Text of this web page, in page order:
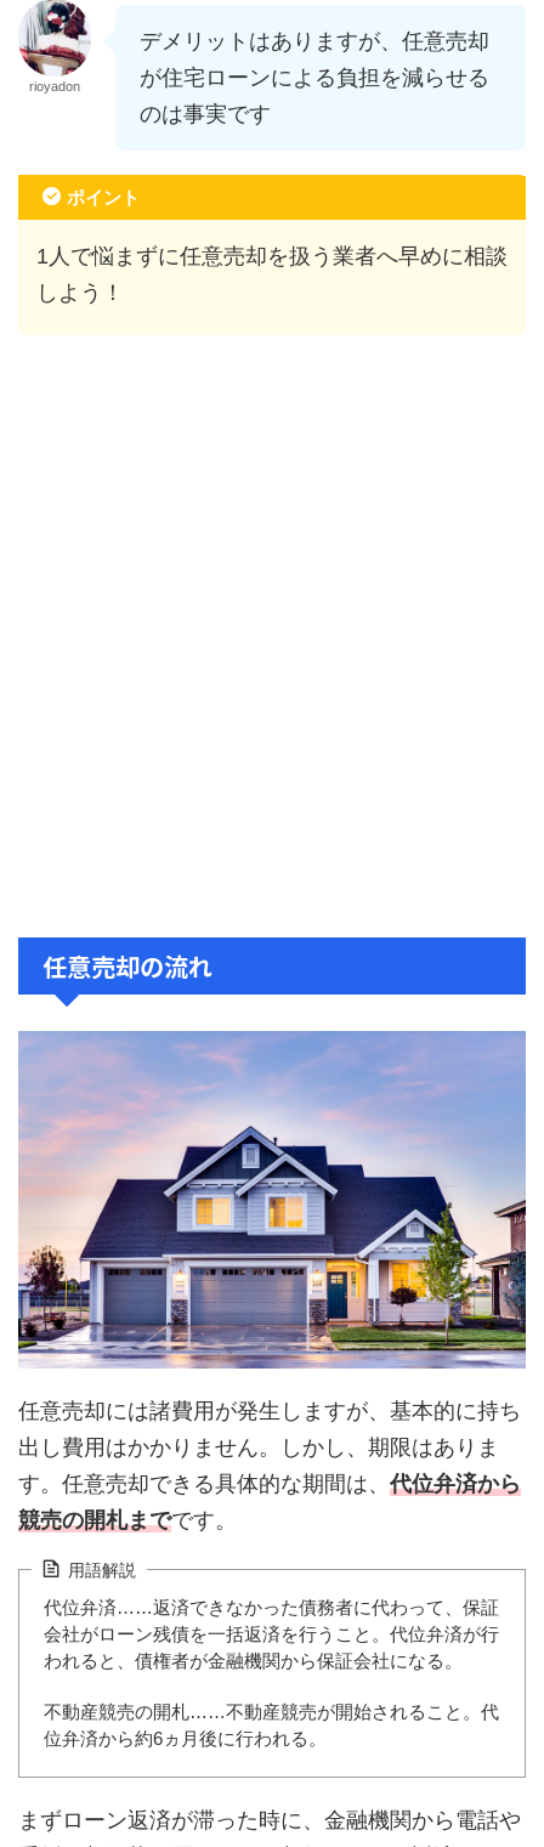
rioyadon
デメリットはありますが、任意売却
が住宅ローンによる負担を減らせる
のは事実です
ポイント
1人で悩まずに任意売却を扱う業者へ早めに相談
しよう！
任意売却の流れ
任意売却には諸費用が発生しますが、基本的に持ち
出し費用はかかりません。しかし、期限はありま
す。任意売却できる具体的な期間は、代位弁済から
競売の開札までです。
用語解説
代位弁済……返済できなかった債務者に代わって、保証
会社がローン残債を一括返済を行うこと。代位弁済が行
われると、債権者が金融機関から保証会社になる。
不動産競売の開札……不動産競売が開始されること。代
位弁済から約6ヵ月後に行われる。
まずローン返済が滞った時に、金融機関から電話や